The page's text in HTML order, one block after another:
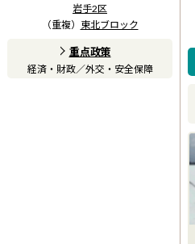
岩手2区
（重複） 東北ブロック
重点政策
経済・財政／外交・安全保障